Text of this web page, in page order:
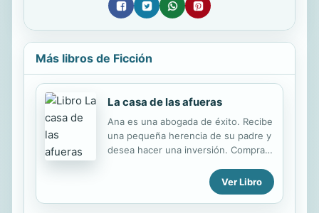
Más libros de Ficción
La casa de las afueras
Ana es una abogada de éxito. Recibe
una pequeña herencia de su padre y
desea hacer una inversión. Compra
alejarse de la ciudad, tras la
Pandemia. Entonces conoce a Alba y
su familia. Es cuando sus vidas dan
Ver Libro